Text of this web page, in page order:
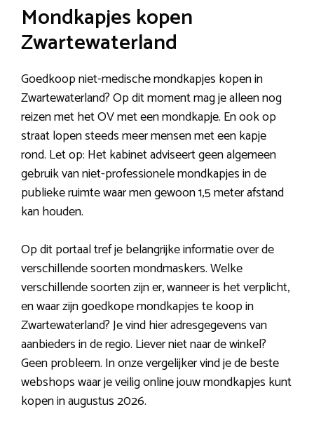
Mondkapjes kopen
Zwartewaterland
Goedkoop niet-medische mondkapjes kopen in
Zwartewaterland? Op dit moment mag je alleen nog
reizen met het OV met een mondkapje. En ook op
straat lopen steeds meer mensen met een kapje
rond. Let op: Het kabinet adviseert geen algemeen
gebruik van niet-professionele mondkapjes in de
publieke ruimte waar men gewoon 1,5 meter afstand
kan houden.
Op dit portaal tref je belangrijke informatie over de
verschillende soorten mondmaskers. Welke
verschillende soorten zijn er, wanneer is het verplicht,
en waar zijn goedkope mondkapjes te koop in
Zwartewaterland? Je vind hier adresgegevens van
aanbieders in de regio. Liever niet naar de winkel?
Geen probleem. In onze vergelijker vind je de beste
webshops waar je veilig online jouw mondkapjes kunt
kopen in augustus 2026.